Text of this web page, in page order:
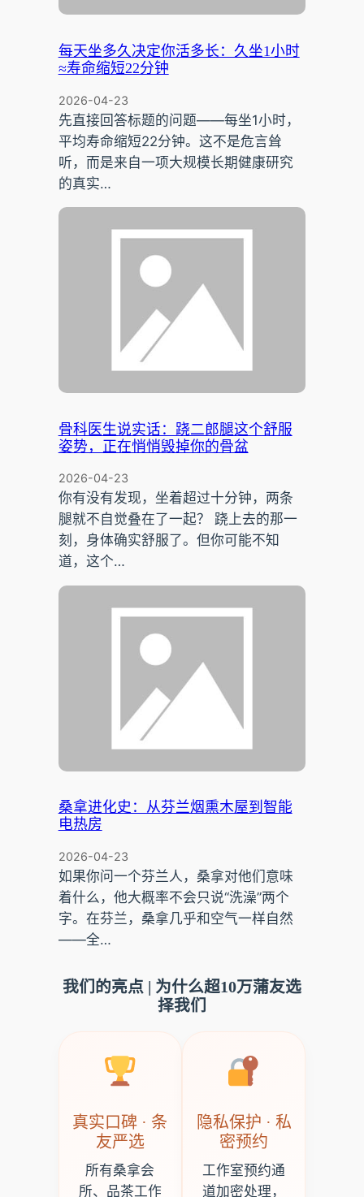
每天坐多久决定你活多长：久坐1小时
≈寿命缩短22分钟
2026-04-23
先直接回答标题的问题——每坐1小时，
平均寿命缩短22分钟。这不是危言耸
听，而是来自一项大规模长期健康研究
的真实…
骨科医生说实话：跷二郎腿这个舒服
姿势，正在悄悄毁掉你的骨盆
2026-04-23
你有没有发现，坐着超过十分钟，两条
腿就不自觉叠在了一起？ 跷上去的那一
刻，身体确实舒服了。但你可能不知
道，这个…
桑拿进化史：从芬兰烟熏木屋到智能
电热房
2026-04-23
如果你问一个芬兰人，桑拿对他们意味
着什么，他大概率不会只说“洗澡”两个
字。在芬兰，桑拿几乎和空气一样自然
——全…
我们的亮点 | 为什么超10万蒲友选
择我们
真实口碑 · 条
友严选
所有桑拿会
所、品茶工作
隐私保护 · 私
密预约
工作室预约通
道加密处理，